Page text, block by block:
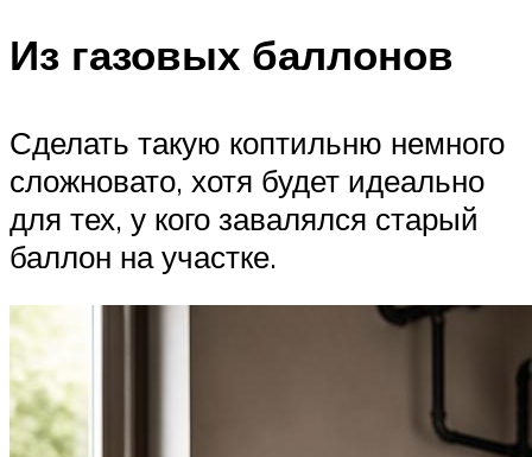
Из газовых баллонов
Сделать такую коптильню немного
сложновато, хотя будет идеально
для тех, у кого завалялся старый
баллон на участке.